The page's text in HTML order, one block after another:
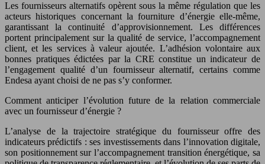
Les fournisseurs alternatifs opèrent sous la même régulation que les
acteurs historiques concernant la fourniture d’énergie elle-même,
garantissant la continuité d’approvisionnement. Les différences
portent principalement sur la qualité de service, l’accompagnement
client, et les services à valeur ajoutée. L’adhésion volontaire aux
bonnes pratiques édictées par la CRE constitue un indicateur de
l’engagement qualité d’un fournisseur alternatif, certains comme
Endesa ayant choisi de ne pas s’y conformer.
Comment anticiper l’évolution future de la relation commerciale
avec un fournisseur d’énergie ?
L’analyse de la trajectoire stratégique du fournisseur offre des
indicateurs prédictifs : ses investissements dans l’innovation digitale,
son positionnement sur l’accompagnement transition énergétique, sa